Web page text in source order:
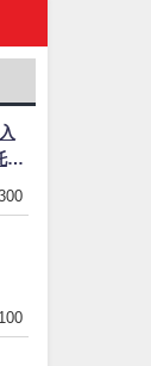
車